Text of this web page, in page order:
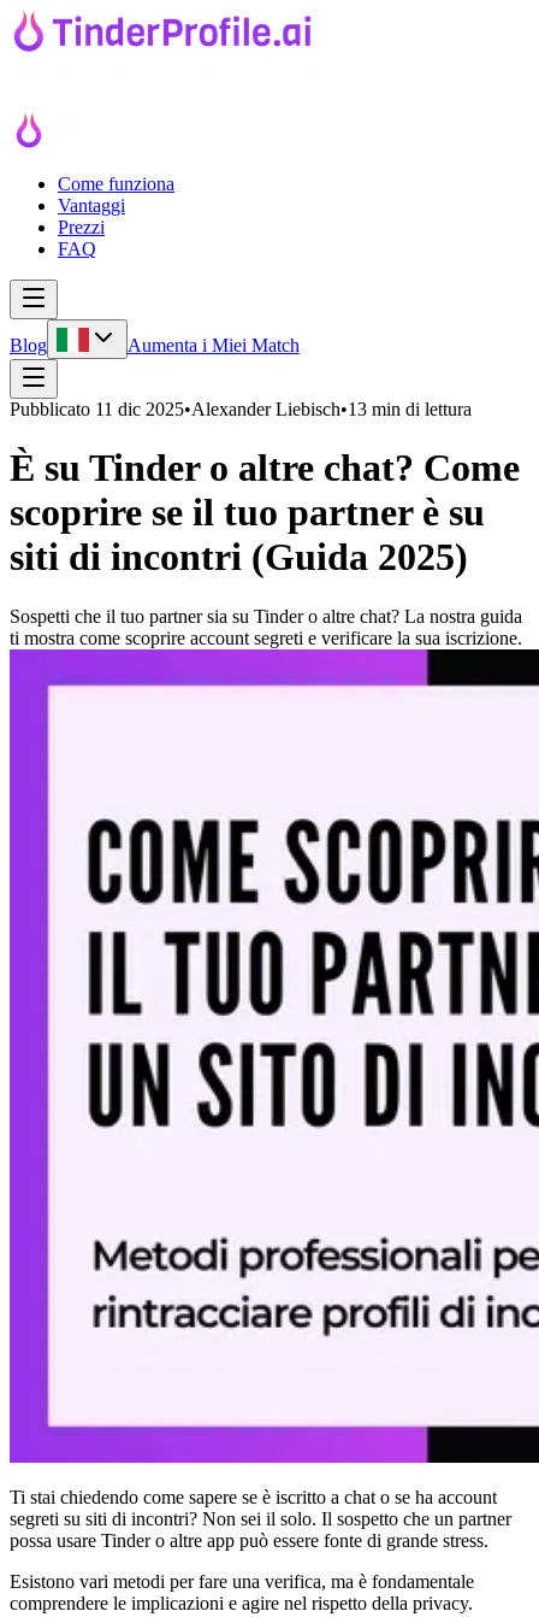
Come funziona
Vantaggi
Prezzi
FAQ
Blog Aumenta i Miei Match
Pubblicato 11 dic 2025•Alexander Liebisch•13 min di lettura
È su Tinder o altre chat? Come
scoprire se il tuo partner è su
siti di incontri (Guida 2025)
Sospetti che il tuo partner sia su Tinder o altre chat? La nostra guida
ti mostra come scoprire account segreti e verificare la sua iscrizione.
Ti stai chiedendo come sapere se è iscritto a chat o se ha account
segreti su siti di incontri? Non sei il solo. Il sospetto che un partner
possa usare Tinder o altre app può essere fonte di grande stress.
Esistono vari metodi per fare una verifica, ma è fondamentale
comprendere le implicazioni e agire nel rispetto della privacy.